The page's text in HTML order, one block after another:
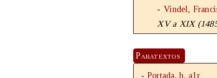
-Vindel,
XV a XIX
Paratextos
- Portada, h. a1r